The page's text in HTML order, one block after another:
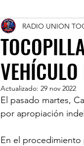
RADIO UNION
Actualizado: 29 nov 2022
El pasado martes,
por apropiación
En el